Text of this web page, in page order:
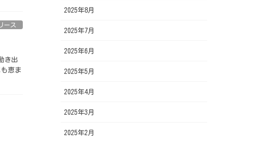
ース
き出
恵ま
2025年8月
2025年7月
2025年6月
2025年5月
2025年4月
2025年3月
2025年2月